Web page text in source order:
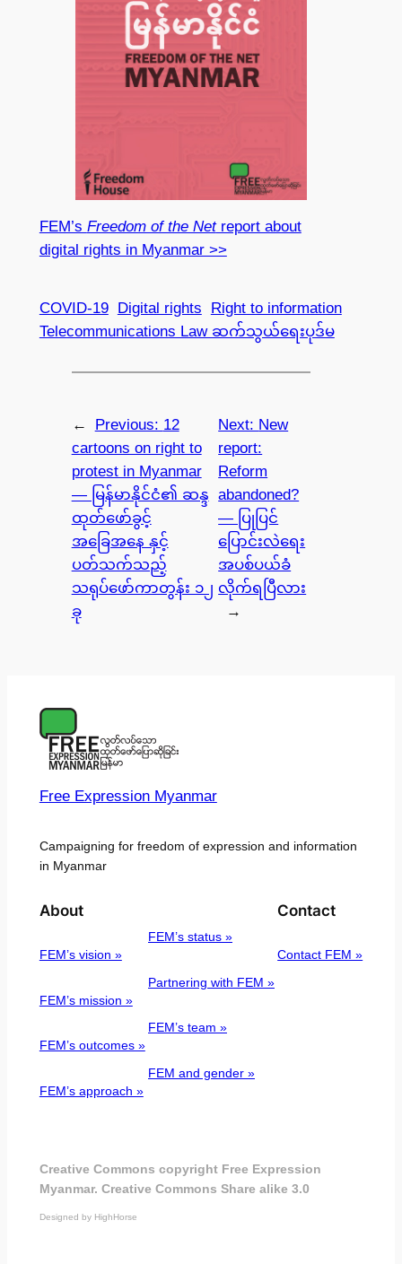
FEM’s Freedom of the Netreport about
digital rights in Myanmar >>
COVID-19 Digital rights
Right to information
Telecommunications Law ဆက်သွယ်ရေးပုဒ်မ
← Previous: 12
cartoons on right to
protest in Myanmar
— မြန်မာနိုင်ငံ၏ ဆန္ဒ
ထုတ်ဖော်ခွင့်
အခြေအနေ နှင့်
ပတ်သက်သည့်
သရုပ်ဖော်ကာတွန်း ၁၂
ခု
Next: New
report:
Reform
abandoned?
— ပြုပြင်
ပြောင်းလဲရေး
အပစ်ပယ်ခံ
လိုက်ရပြီလား
→
Free Expression Myanmar
Campaigning for freedom of expression and information
in Myanmar
About
FEM’s vision »
FEM’s mission »
FEM’s outcomes »
FEM’s approach »
FEM’s status »
Partnering with FEM »
FEM’s team »
FEM and gender »
Contact
Contact FEM »
Creative Commons copyright Free Expression
Myanmar. Creative Commons Share alike 3.0
Designed by HighHorse